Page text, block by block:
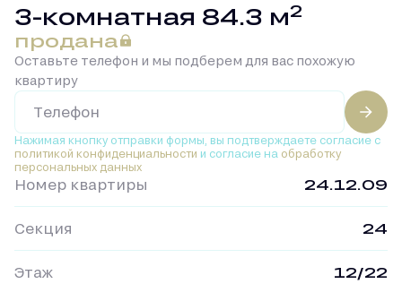
3-комнатная 84.3 м2
продана
Оставьте телефон и мы подберем для вас похожую
квартиру
Нажимая кнопку отправки формы, вы подтверждаете согласие с
политикой конфиденциальности и согласие на обработку
персональных данных
Номер квартиры 24.12.09
Секция 24
Этаж 12/22